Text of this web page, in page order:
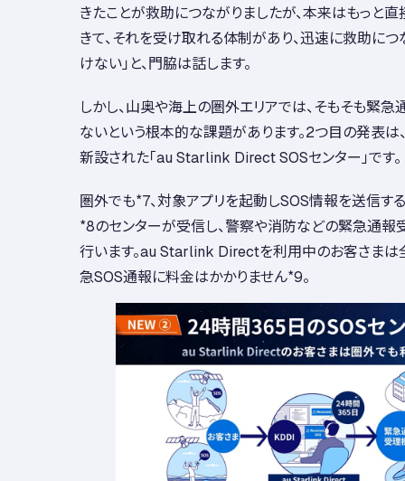
きたことが救助につながりましたが、本来はもっと
きて、それを受け取れる体制があり、迅速に救助に
けない」と、門脇は話します。
しかし、山奥や海上の圏外エリアでは、そもそも緊
ないという根本的な課題があります。2つ目の発表は
新設された「au Starlink Direct SOSセンター」です。
圏外でも*7、対象アプリを起動しSOS情報を送信す
*8のセンターが受信し、警察や消防などの緊急通
行います。au Starlink Directを利用中のお客さまは
急SOS通報に料金はかかりません*9。